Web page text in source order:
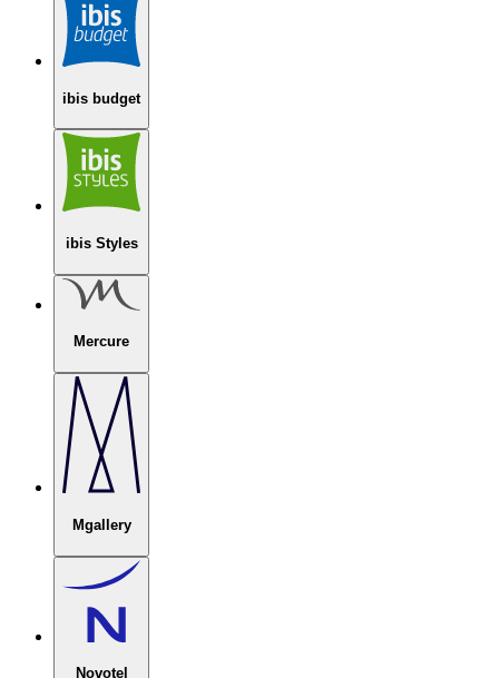
ibis budget
ibis Styles
Mercure
Mgallery
Novotel